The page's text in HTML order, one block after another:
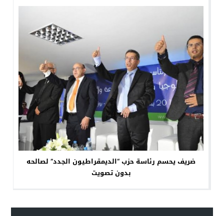
ضريف يحسم رئاسة حزب “الديمقراطيون الجدد” لصالحه
بدون تصويت